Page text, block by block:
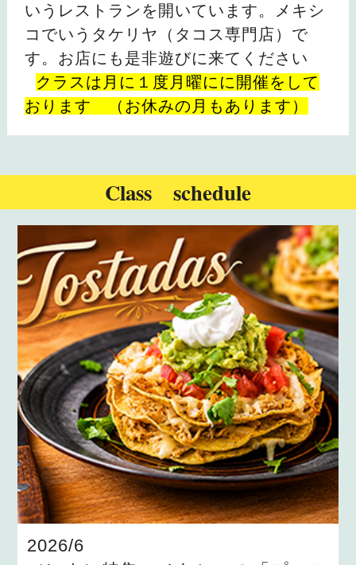
いうレストランを開いています。メキシ
コでいうタケリヤ（タコス専門店）で
す。お店にも是非遊びに来てください
クラスは月に１度月曜にに開催をして
おります （お休みの月もあります）
Class schedule
2026/6